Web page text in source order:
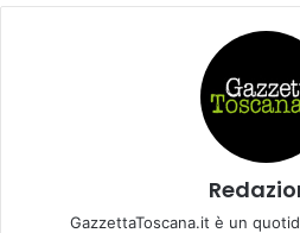
GazzettaToscana.it è un